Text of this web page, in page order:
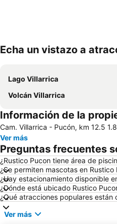
Echa un vistazo a
Lago Villarrica
Volcán Villarrica
Información de la
Cam. Villarrica - Pucón, km 12.5
Ver más
Preguntas frecuentes
¿Rustico Pucon tiene área de
¿Se permiten mascotas en Rustico
¿Hay estacionamiento disponible
¿Dónde está ubicado Rustico
¿Qué atracciones populares están
Ver más